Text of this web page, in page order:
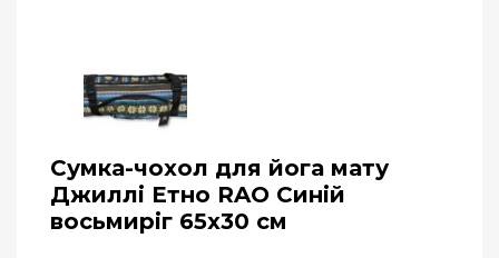
Сумка-чохол для йога мату
Джиллі Етно RAO Синій
восьмиріг 65х30 см